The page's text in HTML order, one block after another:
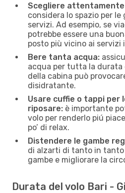
Scegliere
considera lo spazio per le
servizi. Ad esempio, se
potrebbe essere una
posto più vicino ai servizi
Bere tanta acqua:
acqua per tutta la durata
della cabina può
disidratante.
Usare cuffie o tappi per
riposare: è importante
volo per renderlo piú
po’ di relax.
Distendere le gambe
di alzarti di tanto in tanto
gambe e migliorare la
Durata del volo Bari -